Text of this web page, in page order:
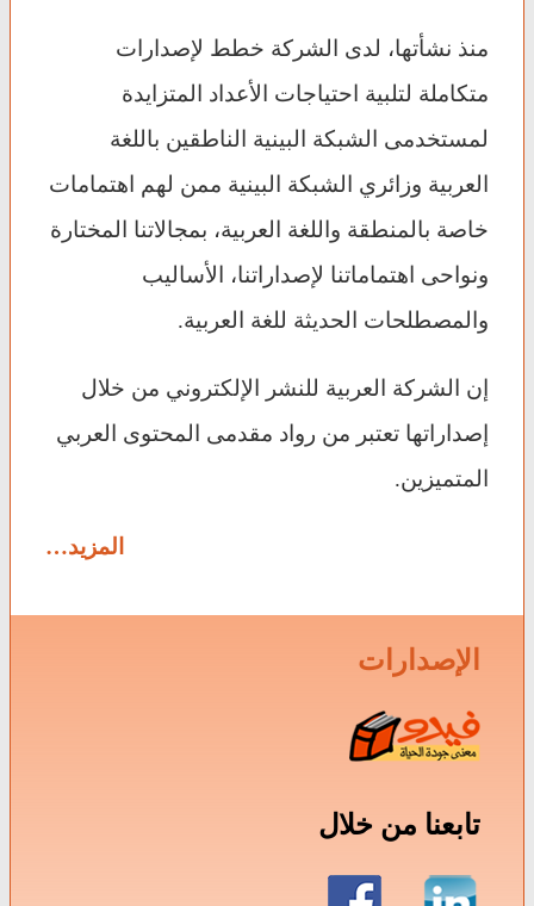
منذ نشأتها، لدى الشركة خطط لإصدارات
متكاملة لتلبية احتياجات الأعداد المتزايدة
لمستخدمى الشبكة البينية الناطقين باللغة
العربية وزائري الشبكة البينية ممن لهم اهتمامات
خاصة بالمنطقة واللغة العربية، بمجالاتنا المختارة
ونواحى اهتماماتنا لإصداراتنا، الأساليب
والمصطلحات الحديثة للغة العربية.
إن الشركة العربية للنشر الإلكتروني من خلال
إصداراتها تعتبر من رواد مقدمى المحتوى العربي
المتميزين.
المزيد…
الإصدارات
تابعنا من خلال